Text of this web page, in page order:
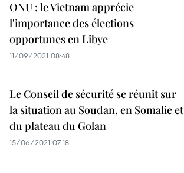
ONU : le Vietnam apprécie
l'importance des élections
opportunes en Libye
11/09/2021 08:48
Le Conseil de sécurité se réunit sur
la situation au Soudan, en Somalie et
du plateau du Golan
15/06/2021 07:18